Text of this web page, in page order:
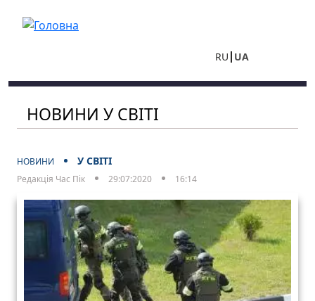
RU UA
НОВИНИ У СВІТІ
НОВИНИ У СВІТІ
Редакція Час Пік 29:07:2020 16:14